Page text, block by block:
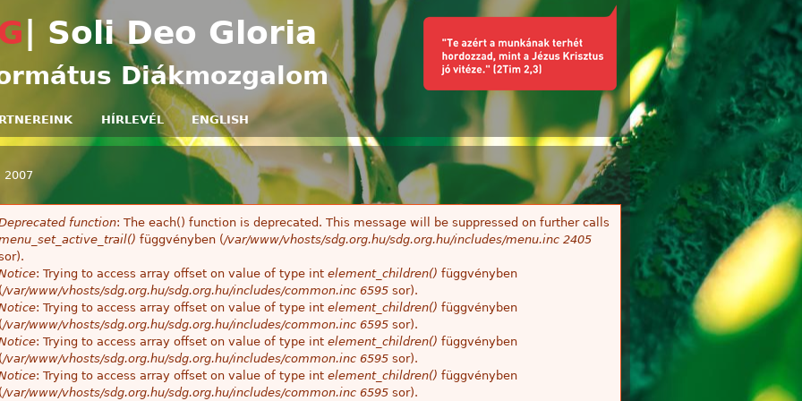
| Soli Deo Gloria
Diákmozgalom
HÍRLEVÉL ENGLISH
hely
2007
function: The each() function is deprecated. This message will be suppressed on further calls
függvényben (/var/www/vhosts/sdg.org.hu/sdg.org.hu/includes/menu.inc 2405
: Trying to access array offset on value of type int element_children() függvényben
(/var/www/vhosts/sdg.org.hu/sdg.org.hu/includes/common.inc 6595 sor).
: Trying to access array offset on value of type int element_children() függvényben
(/var/www/vhosts/sdg.org.hu/sdg.org.hu/includes/common.inc 6595 sor).
: Trying to access array offset on value of type int element_children() függvényben
(/var/www/vhosts/sdg.org.hu/sdg.org.hu/includes/common.inc 6595 sor).
: Trying to access array offset on value of type int element_children() függvényben
(/var/www/vhosts/sdg.org.hu/sdg.org.hu/includes/common.inc 6595 sor).